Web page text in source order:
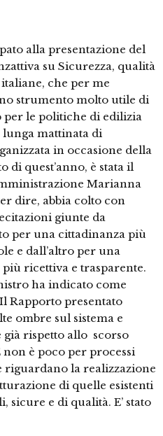
alla presentazione del
su Sicurezza, qualità
che per me
strumento molto utile di
le politiche di edilizia
lunga mattinata di
in occasione della
di quest’anno, è stata il
Marianna
dire, abbia colto con
giunte da
per una cittadinanza più
e dall’altro per una
ricettiva e trasparente.
ha indicato come
Rapporto presentato
ombre sul sistema e
già rispetto allo scorso
è poco per processi
riguardano la realizzazione
di quelle esistenti
sicure e di qualità. E’ stato